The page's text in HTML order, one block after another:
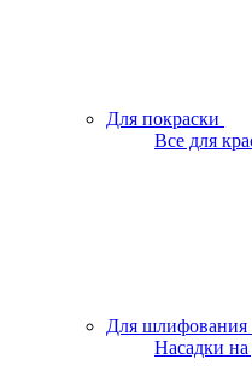
Для покраски
Все для
Для шлифования
Насадки